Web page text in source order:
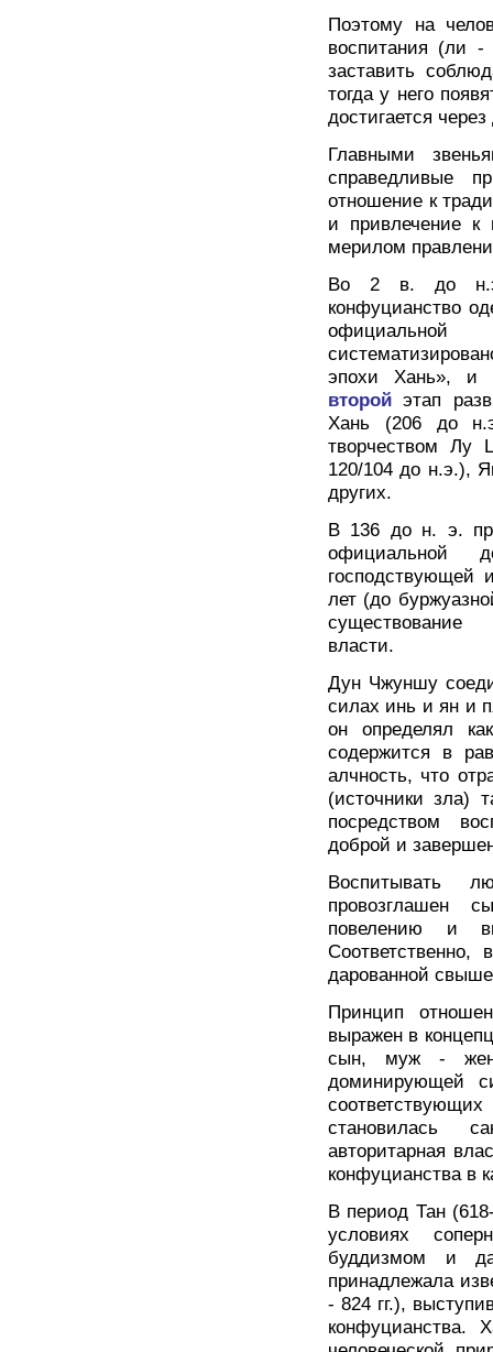
Поэтому на
воспитания (ли -
заставить
тогда у него
достигается
Главными
справедливые
отношение к
и привлечение к
мерилом
Во 2 в. до н.э.
конфуцианство
эпохи Хань», и
второйэтап
Хань (206 до
творчеством Лу
120/104 до н.э.),
других.
В 136 до н. э.
официальной
господствующей
лет (до
существование
власти.
Дун Чжуншу
силах инь и ян и
он определял
содержится в
алчность, что
(источники зла)
посредством
доброй и
Воспитывать
провозглашен
повелению и
Соответственно,
дарованной
Принцип
выражен в
сын, муж -
доминирующей
становилась
авторитарная
конфуцианства в
В период Тан
условиях
буддизмом и
принадлежала
- 824 гг.),
конфуцианства.